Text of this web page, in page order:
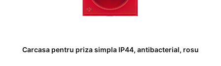
Carcasa pentru priza simpla IP44, antibacterial, rosu